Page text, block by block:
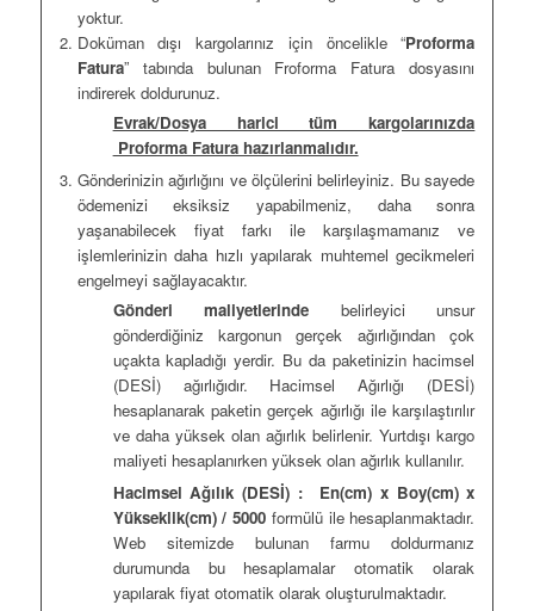
yoktur.
Doküman dışı kargolarınız için öncelikle “Proforma
Fatura” tabında bulunan Froforma Fatura dosyasını
indirerek doldurunuz.
Evrak/Dosya harici tüm kargolarınızda
Proforma Fatura hazırlanmalıdır.
Gönderinizin ağırlığını ve ölçülerini belirleyiniz. Bu sayede
ödemenizi eksiksiz yapabilmeniz, daha sonra
yaşanabilecek fiyat farkı ile karşılaşmamanız ve
işlemlerinizin daha hızlı yapılarak muhtemel gecikmeleri
engelmeyi sağlayacaktır.
Gönderi maliyetlerinde belirleyici unsur
gönderdiğiniz kargonun gerçek ağırlığından çok
uçakta kapladığı yerdir. Bu da paketinizin hacimsel
(DESİ) ağırlığıdır. Hacimsel Ağırlığı (DESİ)
hesaplanarak paketin gerçek ağırlığı ile karşılaştırılır
ve daha yüksek olan ağırlık belirlenir. Yurtdışı kargo
maliyeti hesaplanırken yüksek olan ağırlık kullanılır.
Hacimsel Ağılık (DESİ) :
En(cm) x Boy(cm) x
Yükseklik(cm) / 5000 formülü ile hesaplanmaktadır.
Web sitemizde bulunan farmu doldurmanız
durumunda bu hesaplamalar otomatik olarak
yapılarak fiyat otomatik olarak oluşturulmaktadır.